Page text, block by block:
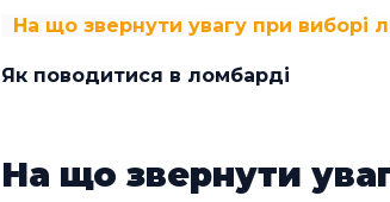
На що звернути увагу при виборі
Як поводитися в ломбарді
На що звернути